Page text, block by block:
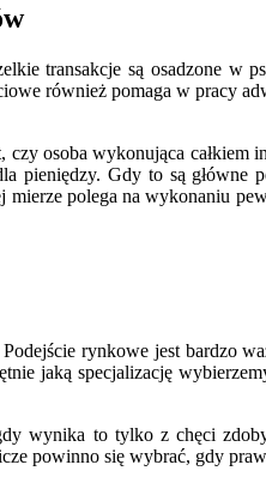
transakcje są osadzone w
również pomaga w pracy
osoba wykonująca
pieniędzy. Gdy to są główne
mierze polega na wykonaniu
rynkowe jest bardzo
jaką specjalizację
wynika to tylko z chęci
powinno się wybrać, gdy